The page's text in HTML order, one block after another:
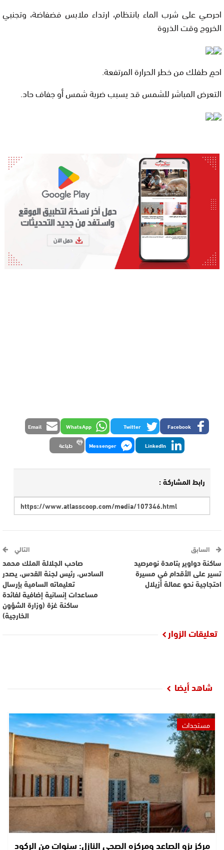
احرصي على شرب الماء بانتظام، ارتداء ملابس فضفاضة، وتجنبي
الخروج وقت الذروة
احمِ طفلك من خطر الحرارة المرتفعة.
التعرض المباشر للشمس قد يسبب ضربة شمس أو جفاف حاد.
Facebook
Twitter
WhatsApp
Email
LinkedIn
Messenger طباعة
رابط المشاركة :
السابق
ساكنة دواوير بتامدة نومرصيد
تسير على الأقدام في مسيرة
احتجاجية نحو عمالة أزيلال
التالي
صاحب الجلالة الملك محمد
السادس، رئيس لجنة القدس، يصدر
تعليماته السامية بإرسال
مساعدات إنسانية إضافية لفائدة
ساكنة غزة (وزارة الشؤون
الخارجية)
تعليقات الزوار
شاهد أيضا
مستجدات
مركز بزو الصاعد ومركزه الصحي النازل: سنوات من الركود